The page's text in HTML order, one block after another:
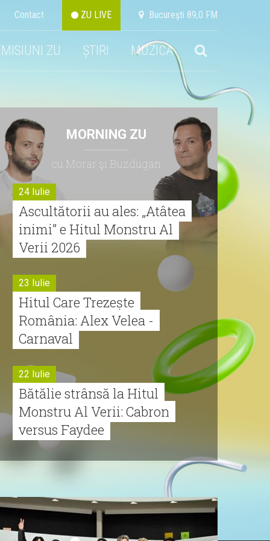
Contact ZU LIVE Bucureşti 89,0 FM
ZU ȘTIRI MUZICA
MORNING ZU
cu Morar şi Buzdugan
24 Iulie
Ascultătorii au ales: „Atâtea
inimi” e Hitul Monstru Al
Verii 2026
23 Iulie
Hitul Care Trezește
România: Alex Velea -
Carnaval
22 Iulie
Bătălie strânsă la Hitul
Monstru Al Verii: Cabron
versus Faydee
21 Iulie
Cabron vine cu Hitul
Monstru al Verii